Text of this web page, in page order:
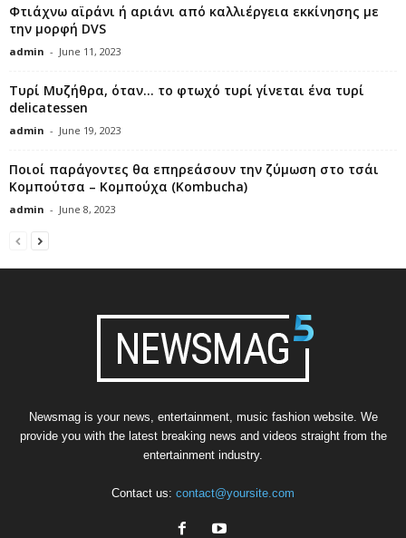
Φτιάχνω αϊράνι ή αριάνι από καλλιέργεια εκκίνησης με
την μορφή DVS
admin - June 11, 2023
Τυρί Μυζήθρα, όταν… το φτωχό τυρί γίνεται ένα τυρί
delicatessen
admin - June 19, 2023
Ποιοί παράγοντες θα επηρεάσουν την ζύμωση στο τσάι
Κομπούτσα – Κομπούχα (Kombucha)
admin - June 8, 2023
Newsmag is your news, entertainment, music fashion website. We
provide you with the latest breaking news and videos straight from the
entertainment industry.
Contact us: contact@yoursite.com